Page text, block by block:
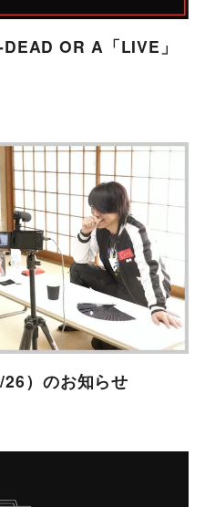
OR A「LIVE」
）のお知らせ